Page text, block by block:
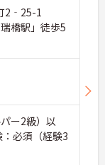
2‐25-1
橋駅」徒歩5
ー2級）以
必須（経験3